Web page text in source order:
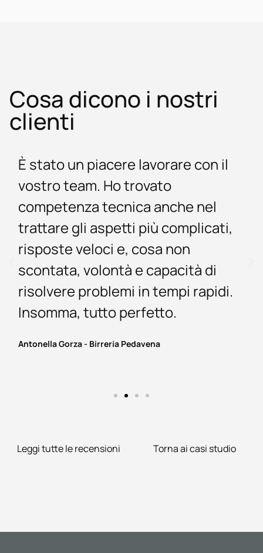
Cosa dicono i nostri
clienti
È stato un piacere lavorare con il
vostro team. Ho trovato
competenza tecnica anche nel
trattare gli aspetti più complicati,
risposte veloci e, cosa non
scontata, volontà e capacità di
risolvere problemi in tempi rapidi.
Insomma, tutto perfetto.
Antonella Gorza - Birreria Pedavena
Leggi tutte le recensioni Torna ai casi studio